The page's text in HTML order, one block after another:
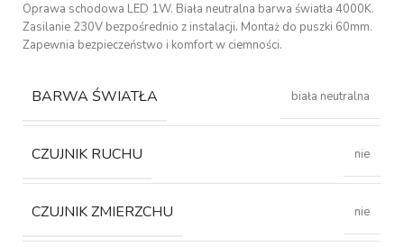
Oprawa schodowa LED 1W. Biała neutralna barwa światła 4000K.
Zasilanie 230V bezpośrednio z instalacji. Montaż do puszki 60mm.
Zapewnia bezpieczeństwo i komfort w ciemności.
BARWA ŚWIATŁA biała neutralna
CZUJNIK RUCHU nie
CZUJNIK ZMIERZCHU nie